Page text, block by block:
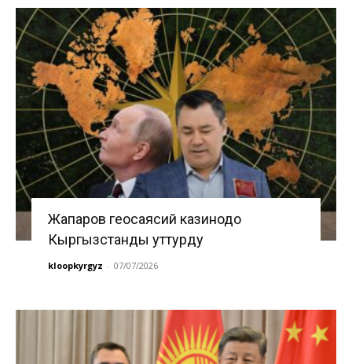
Жапаров геосаясий казинодо
Кыргызстанды уттурду
kloopkyrgyz - 07/07/2026